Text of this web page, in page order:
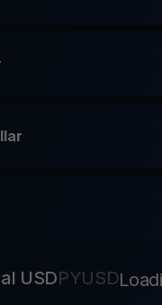
USDPYUSD